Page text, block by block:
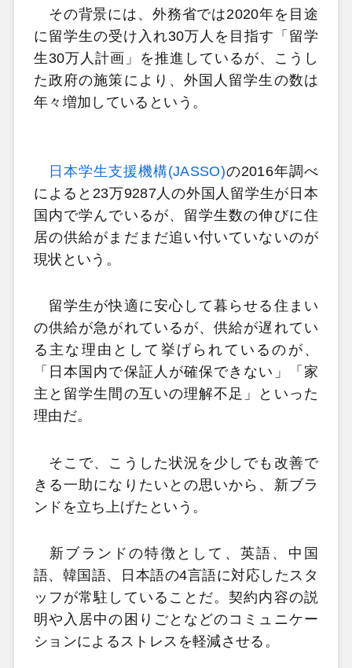
その背景には、外務省では2020年を目途
に留学生の受け入れ30万人を目指す「留学
生30万人計画」を推進しているが、こうし
た政府の施策により、外国人留学生の数は
年々増加しているという。
日本学生支援機構(JASSO)の2016年調べ
によると23万9287人の外国人留学生が日本
国内で学んでいるが、留学生数の伸びに住
居の供給がまだまだ追い付いていないのが
現状という。
留学生が快適に安心して暮らせる住まい
の供給が急がれているが、供給が遅れてい
る主な理由として挙げられているのが、
「日本国内で保証人が確保できない」「家
主と留学生間の互いの理解不足」といった
理由だ。
そこで、こうした状況を少しでも改善で
きる一助になりたいとの思いから、新ブラ
ンドを立ち上げたという。
新ブランドの特徴として、英語、中国
語、韓国語、日本語の4言語に対応したスタ
ッフが常駐していることだ。契約内容の説
明や入居中の困りごとなどのコミュニケー
ションによるストレスを軽減させる。